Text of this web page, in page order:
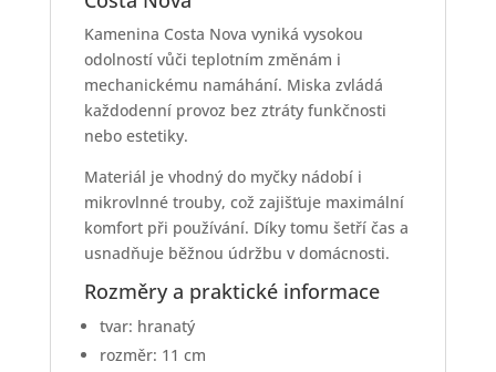
Kamenina Costa Nova vyniká vysokou
odolností vůči teplotním změnám i
mechanickému namáhání. Miska zvládá
každodenní provoz bez ztráty funkčnosti
nebo estetiky.
Materiál je vhodný do myčky nádobí i
mikrovlnné trouby, což zajišťuje maximální
komfort při používání. Díky tomu šetří čas a
usnadňuje běžnou údržbu v domácnosti.
Rozměry a praktické informace
tvar: hranatý
rozměr: 11 cm